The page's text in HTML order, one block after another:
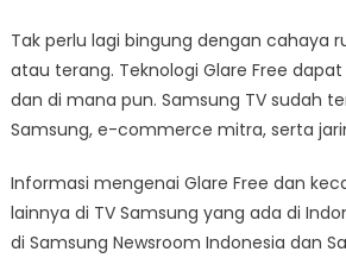
Tak perlu lagi bingung dengan cahaya
atau terang. Teknologi Glare Free
dan di mana pun. Samsung TV sudah
Samsung, e-commerce mitra, serta
Informasi mengenai Glare Free dan
lainnya di TV Samsung yang ada di
di Samsung Newsroom Indonesia dan